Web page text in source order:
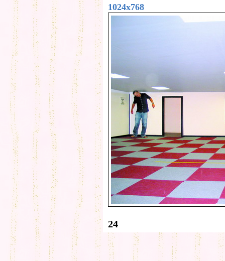
1024x768
24